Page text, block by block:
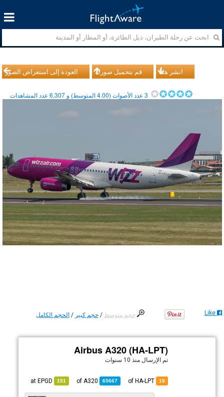
العودة إلى استعراض الصور قم بتحميل صورك انشر هذا
3عدد الأصوات (4.00المتوسط) و 6,307عدد المشاهدات
حجم متوسط /حجم كبير /الحجم الكامل Like
Airbus A320 (HA-LPT)
تم الإرسال منذ 10 سنوات
18
65667
A320
151
EPGD